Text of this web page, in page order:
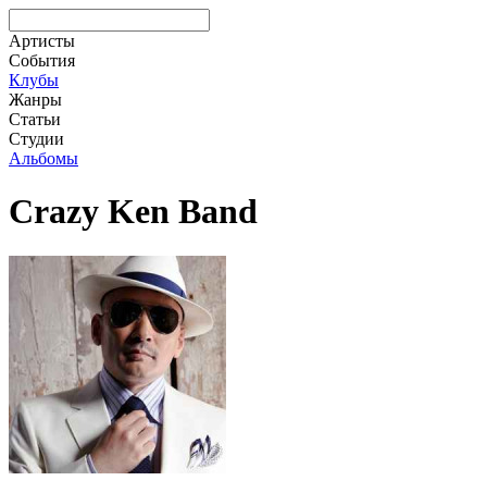
Артисты
События
Клубы
Жанры
Статьи
Студии
Альбомы
Crazy Ken Band